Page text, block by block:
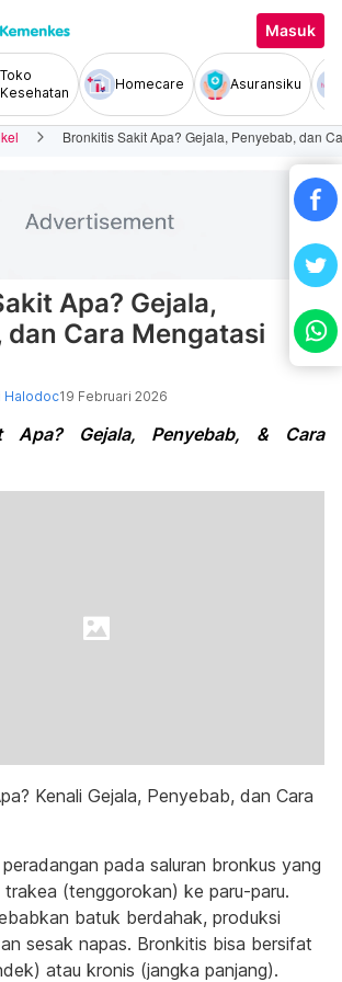
Masuk
Toko
Kesehatan
Homecare Asuransiku
Bronkitis Sakit Apa? Gejala, Penyebab, dan
Apa? Gejala,
dan Cara Mengatasi
Halodoc19 Februari 2026
Apa? Gejala, Penyebab, & Cara
Kenali Gejala, Penyebab, dan Cara
pada saluran bronkus yang
trakea (tenggorokan) ke paru-paru.
batuk berdahak, produksi
sesak napas. Bronkitis bisa bersifat
atau kronis (jangka panjang).